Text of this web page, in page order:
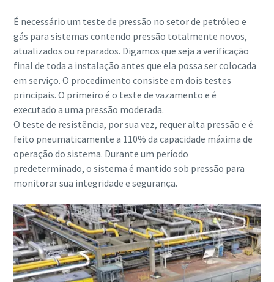
É necessário um teste de pressão no setor de petróleo e
gás para sistemas contendo pressão totalmente novos,
atualizados ou reparados. Digamos que seja a verificação
final de toda a instalação antes que ela possa ser colocada
em serviço. O procedimento consiste em dois testes
principais. O primeiro é o teste de vazamento e é
executado a uma pressão moderada.
O teste de resistência, por sua vez, requer alta pressão e é
feito pneumaticamente a 110% da capacidade máxima de
operação do sistema. Durante um período
predeterminado, o sistema é mantido sob pressão para
monitorar sua integridade e segurança.